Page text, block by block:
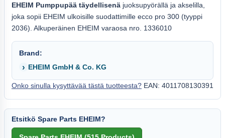
EHEIM Pumppupää täydellisenä juoksupyörällä ja akselilla,
joka sopii EHEIM ulkoisille suodattimille ecco pro 300 (tyyppi
2036). Alkuperäinen EHEIM varaosa nro. 1336010
Brand:
EHEIM GmbH & Co. KG
EAN: 4011708130391
Onko sinulla kysyttävää tästä tuotteesta?
Etsitkö Spare Parts EHEIM?